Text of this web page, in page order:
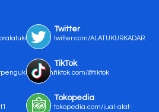
Twitter
twitter.com/ALATUKURKADAR
TikTok
tiktok.com/@tiktok
Tokopedia
tokopedia.com/jual-alat-